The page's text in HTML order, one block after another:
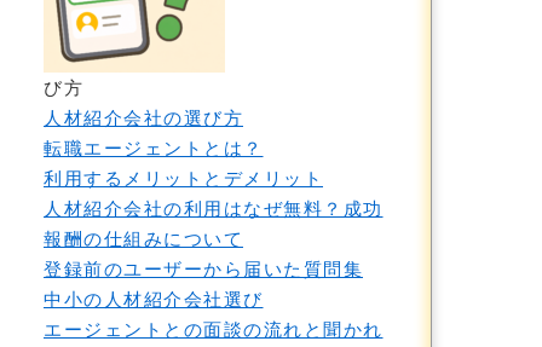
び方
人材紹介会社の選び方
転職エージェントとは？
利用するメリットとデメリット
人材紹介会社の利用はなぜ無料？成功
報酬の仕組みについて
登録前のユーザーから届いた質問集
中小の人材紹介会社選び
エージェントとの面談の流れと聞かれ